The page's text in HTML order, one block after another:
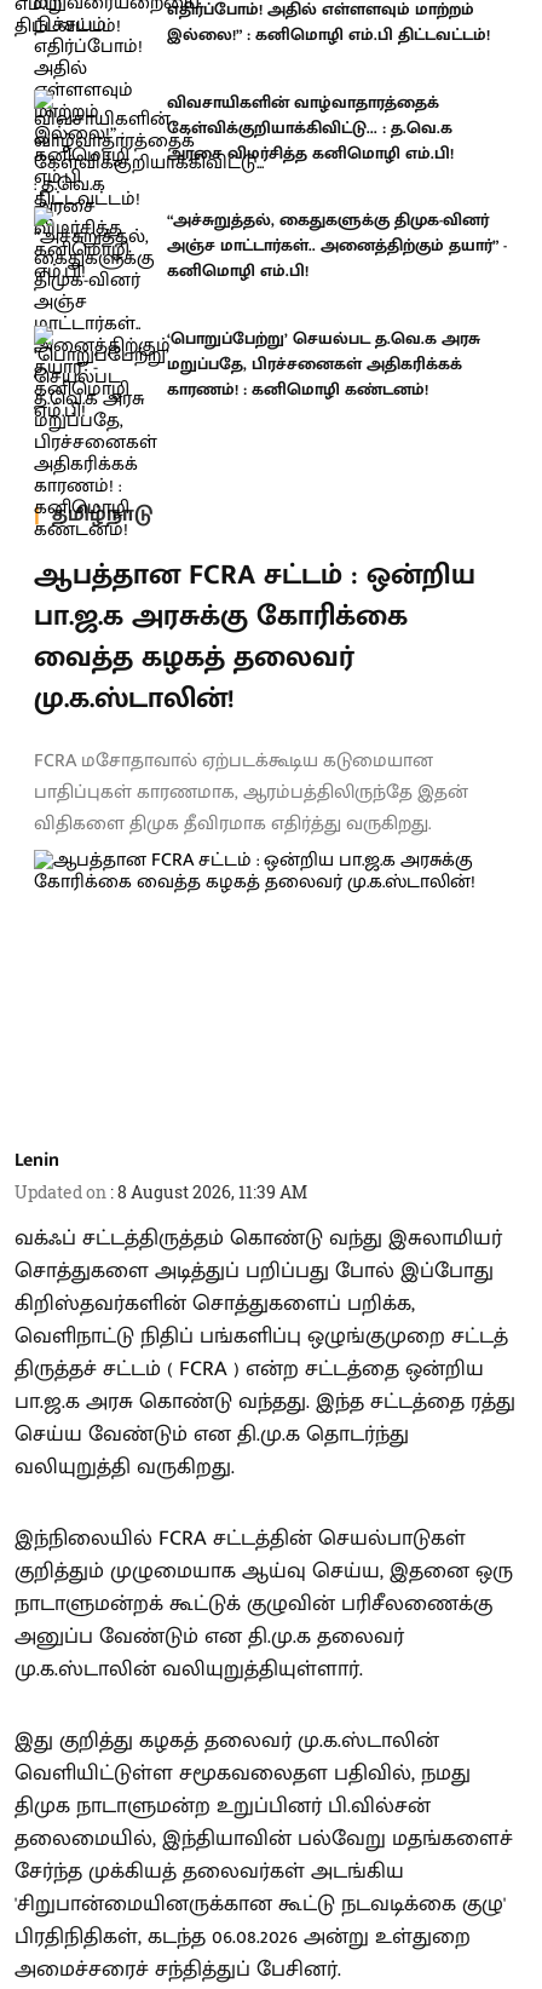
எதிர்ப்போம்! அதில் எள்ளளவும் மாற்றம்
இல்லை!” : கனிமொழி எம்.பி திட்டவட்டம்!
விவசாயிகளின் வாழ்வாதாரத்தைக்
கேள்விக்குறியாக்கிவிட்டு... : த.வெ.க
அரசை விமர்சித்த கனிமொழி எம்.பி!
“அச்சுறுத்தல், கைதுகளுக்கு திமுக-வினர்
அஞ்ச மாட்டார்கள்.. அனைத்திற்கும் தயார்” -
கனிமொழி எம்.பி!
‘பொறுப்பேற்று’ செயல்பட த.வெ.க அரசு
மறுப்பதே, பிரச்சனைகள் அதிகரிக்கக்
காரணம்! : கனிமொழி கண்டனம்!
தமிழ்நாடு
ஆபத்தான FCRA சட்டம் : ஒன்றிய
பா.ஜ.க அரசுக்கு கோரிக்கை
வைத்த கழகத் தலைவர்
மு.க.ஸ்டாலின்!
FCRA மசோதாவால் ஏற்படக்கூடிய கடுமையான
பாதிப்புகள் காரணமாக, ஆரம்பத்திலிருந்தே இதன்
விதிகளை திமுக தீவிரமாக எதிர்த்து வருகிறது.
Lenin
Updated on :8 August 2026, 11:39 AM
வக்ஃப் சட்டத்திருத்தம் கொண்டு வந்து இசுலாமியர்
சொத்துகளை அடித்துப் பறிப்பது போல் இப்போது
கிறிஸ்தவர்களின் சொத்துகளைப் பறிக்க,
வெளிநாட்டு நிதிப் பங்களிப்பு ஒழுங்குமுறை சட்டத்
திருத்தச் சட்டம் ( FCRA ) என்ற சட்டத்தை ஒன்றிய
பா.ஜ.க அரசு கொண்டு வந்தது. இந்த சட்டத்தை ரத்து
செய்ய வேண்டும் என தி.மு.க தொடர்ந்து
வலியுறுத்தி வருகிறது.
இந்நிலையில் FCRA சட்டத்தின் செயல்பாடுகள்
குறித்தும் முழுமையாக ஆய்வு செய்ய, இதனை ஒரு
நாடாளுமன்றக் கூட்டுக் குழுவின் பரிசீலணைக்கு
அனுப்ப வேண்டும் என தி.மு.க தலைவர்
மு.க.ஸ்டாலின் வலியுறுத்தியுள்ளார்.
இது குறித்து கழகத் தலைவர் மு.க.ஸ்டாலின்
வெளியிட்டுள்ள சமூகவலைதள பதிவில், நமது
திமுக நாடாளுமன்ற உறுப்பினர் பி.வில்சன்
தலைமையில், இந்தியாவின் பல்வேறு மதங்களைச்
சேர்ந்த முக்கியத் தலைவர்கள் அடங்கிய
'சிறுபான்மையினருக்கான கூட்டு நடவடிக்கை குழு'
பிரதிநிதிகள், கடந்த 06.08.2026 அன்று உள்துறை
அமைச்சரைச் சந்தித்துப் பேசினர்.